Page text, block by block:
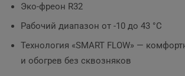
Эко-фреон R32
Рабочий диапазон от -10 до 43 °C
Технология «SMART FLOW» —
и обогрев без сквозняков